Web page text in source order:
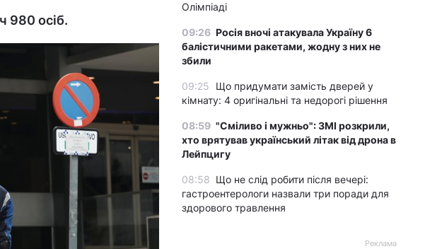
980 осіб.
Олімпіаді
09:26 Росія вночі атакувала Україну 6
балістичними ракетами, жодну з них не
збили
09:25
Що придумати замість дверей у
кімнату: 4 оригінальні та недорогі рішення
08:59 "Сміливо і мужньо": ЗМІ розкрили,
хто врятував український літак від дрона в
Лейпцигу
08:58 Що не слід робити після вечері:
гастроентерологи назвали три поради для
здорового травлення
Реклама